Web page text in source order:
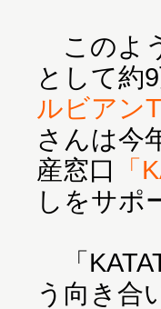
このよ
として約
ルビアン
さんは今
産窓口
「
しをサポ
「
う向き合